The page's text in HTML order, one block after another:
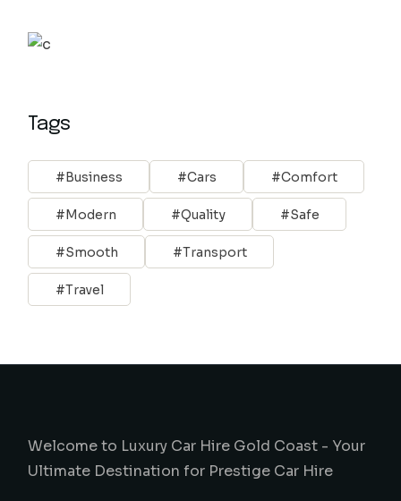
Tags
Business Cars Comfort
Modern Quality Safe
Smooth Transport
Travel
Welcome to Luxury Car Hire Gold Coast - Your
Ultimate Destination for Prestige Car Hire